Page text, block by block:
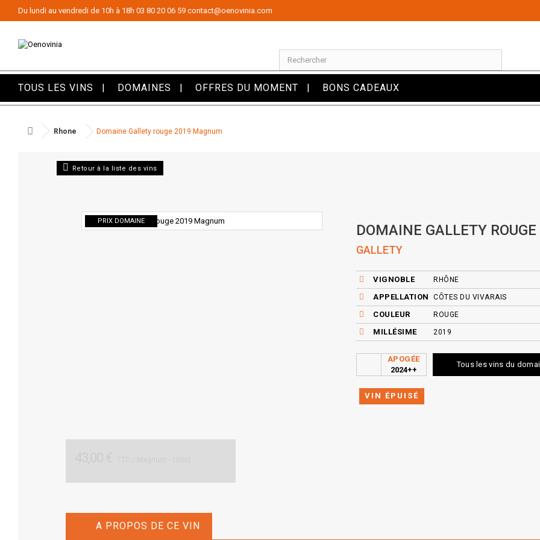
Du lundi au vendredi de 10h à 18h 03 80 20 06 59 contact@oenovinia.com
TOUS LES VINS DOMAINES OFFRES DU MOMENT BONS CADEAUX
Rhone Domaine Gallety rouge 2019 Magnum
Retour à la liste des vins
PRIX DOMAINE
DOMAINE GALLETY
GALLETY
VIGNOBLE RHÔNE
APPELLATION CÔTES DU VIVARAIS
COULEUR ROUGE
MILLÉSIME 2019
APOGÉE
2024++
Tous les vins du
VIN ÉPUISÉ
A PROPOS DE CE VIN
Panneau de gestion des cookies